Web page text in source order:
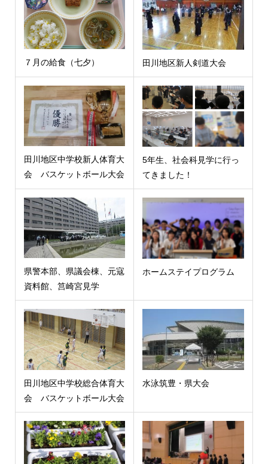
７月の給食（七夕） 田川地区新人剣道大会
田川地区中学校新人体育大
会 バスケットボール大会
5年生、社会科見学に行っ
てきました！
県警本部、県議会棟、元寇
資料館、筥崎宮見学
ホームステイプログラム
田川地区中学校総合体育大
会 バスケットボール大会
水泳筑豊・県大会